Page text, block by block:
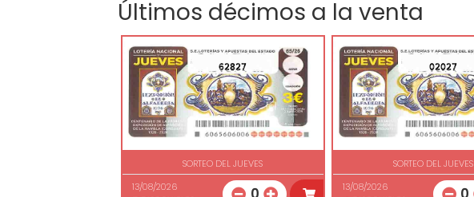
Últimos décimos a la venta
62827
SORTEO DEL JUEVES
13/08/2026
02027
SORTEO DEL JUEVES
13/08/2026